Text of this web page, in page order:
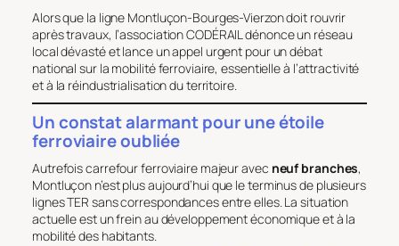
Alors que la ligne Montluçon-Bourges-Vierzon doit rouvrir
après travaux, l’association CODÉRAIL dénonce un réseau
local dévasté et lance un appel urgent pour un débat
national sur la mobilité ferroviaire, essentielle à l’attractivité
et à la réindustrialisation du territoire.
Un constat alarmant pour une étoile
ferroviaire oubliée
Autrefois carrefour ferroviaire majeur avec neuf branches,
Montluçon n’est plus aujourd’hui que le terminus de plusieurs
lignes TER sans correspondances entre elles. La situation
actuelle est un frein au développement économique et à la
mobilité des habitants.